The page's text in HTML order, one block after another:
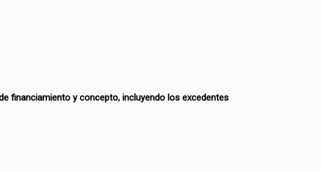
financiamiento y concepto, incluyendo los excedentes